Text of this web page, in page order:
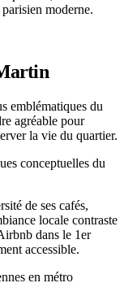
moderne.
emblématiques du
agréable pour
la vie du quartier.
conceptuelles du
de ses cafés,
locale contraste
dans le 1er
accessible.
en métro